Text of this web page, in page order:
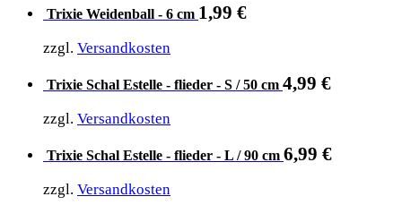
Trixie Weidenball - 6 cm 1,99 €
zzgl. Versandkosten
Trixie Schal Estelle - flieder - S / 50 cm 4,99 €
zzgl. Versandkosten
Trixie Schal Estelle - flieder - L / 90 cm 6,99 €
zzgl. Versandkosten